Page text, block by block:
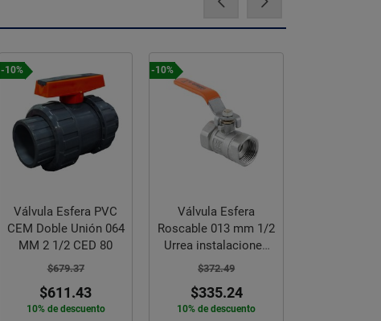
-10%
Válvula Esfera PVC
CEM Doble Unión 064
MM 2 1/2 CED 80
$679.37
$611.43
10% de descuento
-10%
Válvula Esfera
Roscable 013 mm 1/2
Urrea instalaciones
de agua
$372.49
$335.24
10% de descuento